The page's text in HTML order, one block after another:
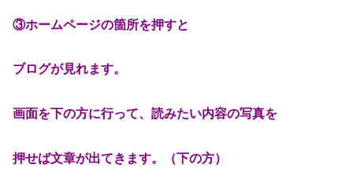
③ホームページの箇所を押すと
ブログが見れます。
画面を下の方に行って、読みたい内容の写真を
押せば文章が出てきます。（下の方）